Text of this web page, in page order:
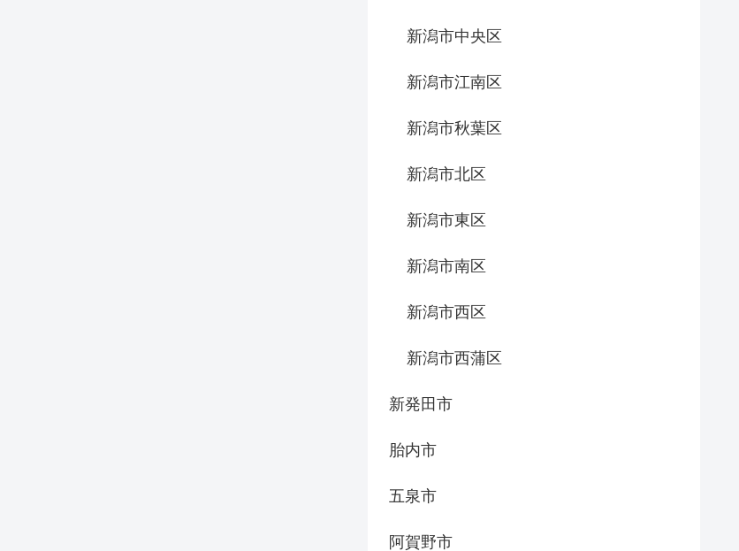
新潟市中央区
新潟市江南区
新潟市秋葉区
新潟市北区
新潟市東区
新潟市南区
新潟市西区
新潟市西蒲区
新発田市
胎内市
五泉市
阿賀野市